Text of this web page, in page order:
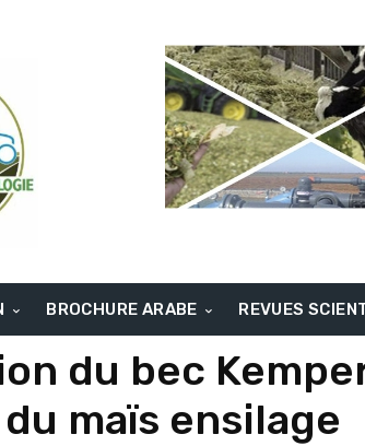
BROCHURE ARABE REVUES
du bec
maïs ensilage